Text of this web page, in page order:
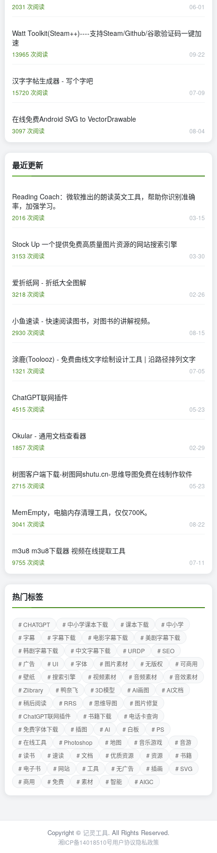
2031 次阅读 06-01
Watt Toolkit(Steam++)----支持Steam/Github/谷歌验证码一键加
速
13965 次阅读 09-22
汉字字帖生成器 - 写个字吧
15720 次阅读 07-09
在线免费Android SVG to VectorDrawable
3097 次阅读 08-04
最近更新
Reading Coach：微软推出的朗读英文工具，帮助你识别准确
率，加强学习。
2016 次阅读 03-15
Stock Up 一个提供免费高质量图片资源的网站搜索引擎
3153 次阅读 03-30
爱折纸网 - 折纸大全图解
3218 次阅读 02-26
小鱼速读 - 快速阅读图书，对图书的讲解视频。
2930 次阅读 08-15
涂鹿(Toolooz) - 免费曲线文字绘制设计工具 | 沿路径排列文字
1321 次阅读 07-05
ChatGPT联网插件
4515 次阅读 05-23
Okular - 通用文档查看器
1857 次阅读 02-29
树图客户端下载-树图网shutu.cn-思维导图免费在线制作软件
2715 次阅读 05-23
MemEmpty，电脑内存清理工具，仅仅700K。
3041 次阅读 08-22
m3u8 m3u8下载器 视频在线提取工具
9755 次阅读 07-11
热门标签
# CHATGPT # 中小学课本下载 # 课本下载
# 中小学
# 字幕
# 字幕下载 # 电影字幕下载
# 美剧字幕下载
# 韩剧字幕下载
# 中文字幕下载 # URDP
# SEO
# 广告
# UI # 字体 # 图片素材 # 无版权
# 可商用
# 壁纸
# 搜索引擎 # 视频素材 # 音频素材
# 音效素材
# Zlibrary
# 鸭奈飞 # 3D模型 # AI画图
# AI文档
# 稍后阅读
# RRS # 思维导图
# 图片修复
# ChatGPT联网插件
# 书籍下载
# 电话卡查询
# 免费字体下载
# 插图 # AI # 白板
# PS
# 在线工具
# Photoshop # 地图 # 音乐游戏
# 音游
# 读书
# 速读 # 文档 # 优质资源 # 资源
# 书籍
# 电子书
# 网站 # 工具 # 无广告 # 插画
# SVG
# 商用
# 免费 # 素材 # 智能 # AIGC
Copyright © 记灵工具. All Rights Reserved.
湘ICP备14018510号用户协议隐私政策